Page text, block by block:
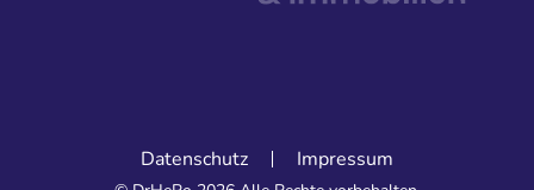
Datenschutz Impressum